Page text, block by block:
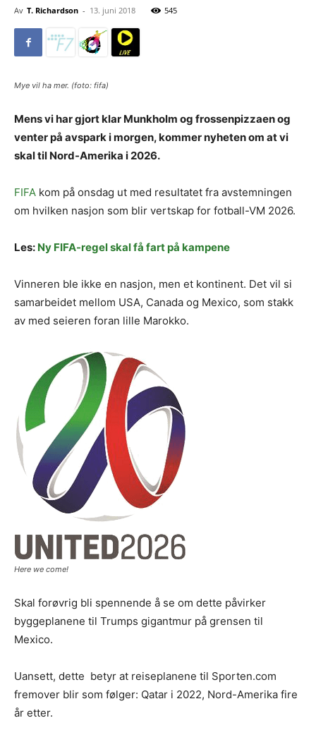
Av T. Richardson - 13. juni 2018 545
Mye vil ha mer. (foto: fifa)
Mens vi har gjort klar Munkholm og frossenpizzaen og
venter på avspark i morgen, kommer nyheten om at vi
skal til Nord-Amerika i 2026.
FIFA kom på onsdag ut med resultatet fra avstemningen
om hvilken nasjon som blir vertskap for fotball-VM 2026.
Les: Ny FIFA-regel skal få fart på kampene
Vinneren ble ikke en nasjon, men et kontinent. Det vil si
samarbeidet mellom USA, Canada og Mexico, som stakk
av med seieren foran lille Marokko.
Here we come!
Skal forøvrig bli spennende å se om dette påvirker
byggeplanene til Trumps gigantmur på grensen til
Mexico.
Uansett, dette betyr at reiseplanene til Sporten.com
fremover blir som følger: Qatar i 2022, Nord-Amerika fire
år etter.